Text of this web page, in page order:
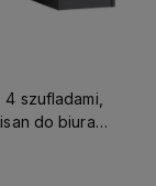
4 szufladami,
do biura